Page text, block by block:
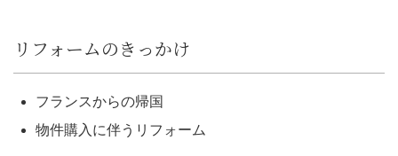
リフォームのきっかけ
フランスからの帰国
物件購入に伴うリフォーム